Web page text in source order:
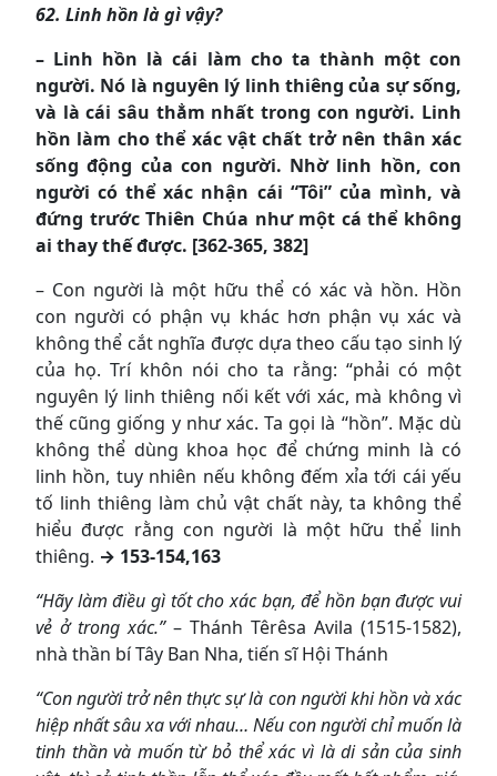
62. Linh hồn là gì vậy?
– Linh hồn là cái làm cho ta thành một con
người. Nó là nguyên lý linh thiêng của sự sống,
và là cái sâu thẳm nhất trong con người. Linh
hồn làm cho thể xác vật chất trở nên thân xác
sống động của con người. Nhờ linh hồn, con
người có thể xác nhận cái “Tôi” của mình, và
đứng trước Thiên Chúa như một cá thể không
ai thay thế được. [362-365, 382]
– Con người là một hữu thể có xác và hồn. Hồn
con người có phận vụ khác hơn phận vụ xác và
không thể cắt nghĩa được dựa theo cấu tạo sinh lý
của họ. Trí khôn nói cho ta rằng: “phải có một
nguyên lý linh thiêng nối kết với xác, mà không vì
thế cũng giống y như xác. Ta gọi là “hồn”. Mặc dù
không thể dùng khoa học để chứng minh là có
linh hồn, tuy nhiên nếu không đếm xỉa tới cái yếu
tố linh thiêng làm chủ vật chất này, ta không thể
hiểu được rằng con người là một hữu thể linh
thiêng. → 153-154,163
“Hãy làm điều gì tốt cho xác bạn, để hồn bạn được vui
vẻ ở trong xác.”– Thánh Têrêsa Avila (1515-1582),
nhà thần bí Tây Ban Nha, tiến sĩ Hội Thánh
“Con người trở nên thực sự là con người khi hồn và xác
hiệp nhất sâu xa với nhau… Nếu con người chỉ muốn là
tinh thần và muốn từ bỏ thể xác vì là di sản của sinh